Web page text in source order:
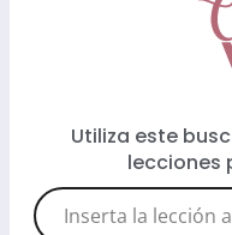
Utiliza este
lecciones